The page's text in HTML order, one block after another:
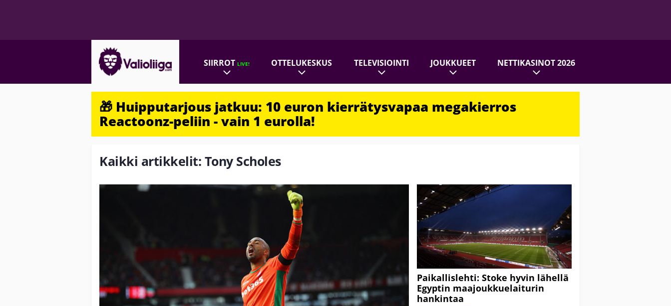
SIIRROTLIVE! OTTELUKESKUS TELEVISIOINTI JOUKKUEET NETTIKASINOT 2026
🎁 Huipputarjous jatkuu: 10 euron kierrätysvapaa megakierros
Reactoonz-peliin - vain 1 eurolla!
Kaikki artikkelit: Tony Scholes
Paikallislehti: Stoke hyvin lähellä
Egyptin maajoukkuelaiturin
hankintaa